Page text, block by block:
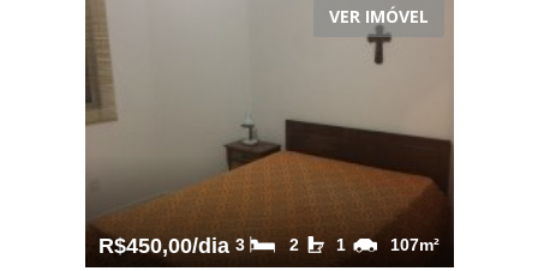
VER IMÓVEL
R$450,00/dia 107m²
1
2
3